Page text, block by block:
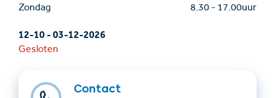
Zondag
8.30 - 17.00uur
12-10-03-12-2026
Gesloten
Contact